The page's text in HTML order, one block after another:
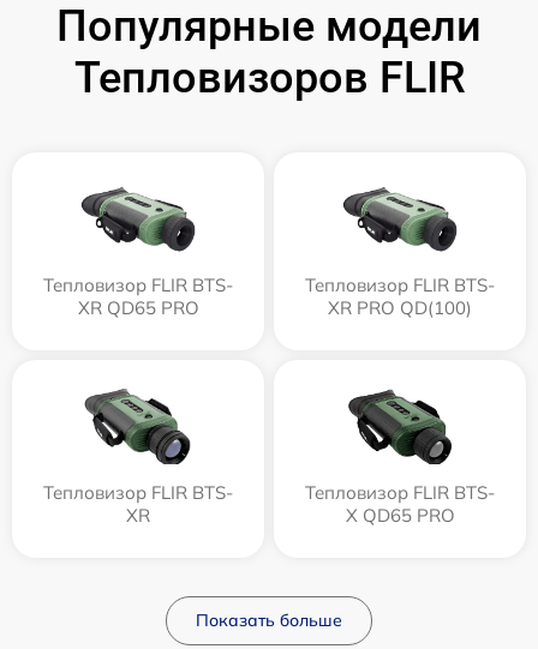
Популярные модели
Тепловизоров FLIR
Тепловизор FLIR BTS-
XR QD65 PRO
Тепловизор FLIR BTS-
XR PRO QD(100)
Тепловизор FLIR BTS-
XR
Тепловизор FLIR BTS-
X QD65 PRO
Показать больше